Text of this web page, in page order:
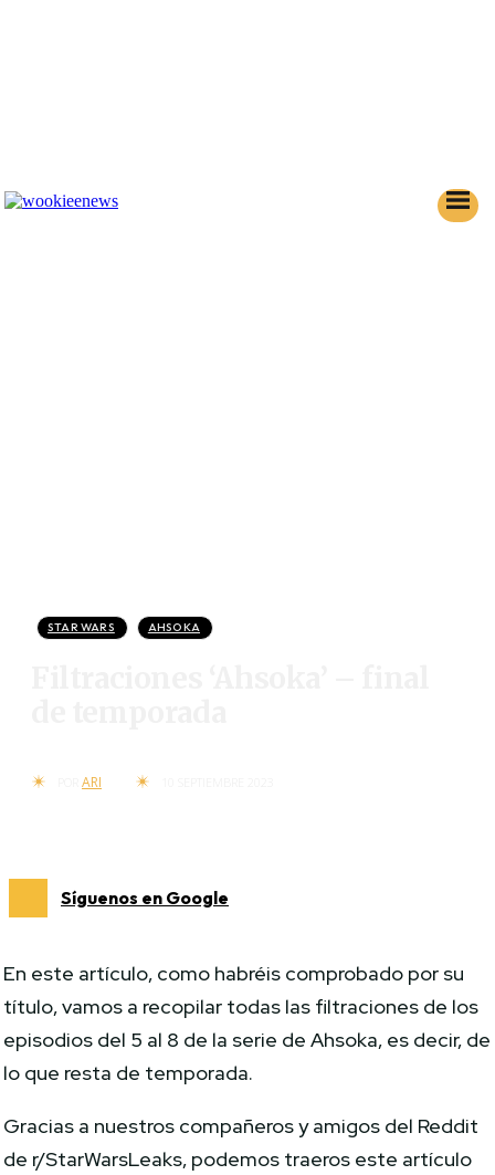
STAR WARS AHSOKA
ARI
Síguenos en Google
En este artículo, como habréis comprobado por su
título, vamos a recopilar todas las filtraciones de los
episodios del 5 al 8 de la serie de Ahsoka, es decir, de
lo que resta de temporada.
Gracias a nuestros compañeros y amigos del Reddit
de r/StarWarsLeaks, podemos traeros este artículo